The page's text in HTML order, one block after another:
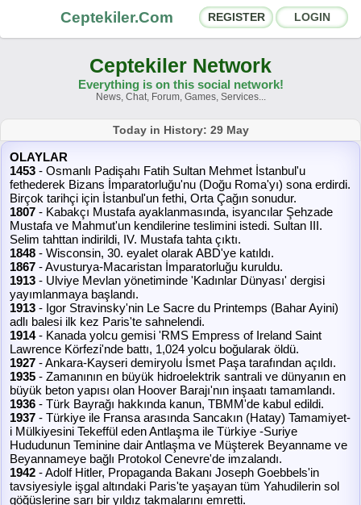
Ceptekiler.Com REGISTER LOGIN
Forums Social Shares
Chat Rooms App Ecosystem
Announcements Contact
About Us
Ceptekiler.Com - v2025.01
Licence F.A.Q. C.S. Contract
Ceptekiler Network
Everything is on this social network!
News, Chat, Forum, Games, Services...
Today in History: 29 May
OLAYLAR
1453 - Osmanlı Padişahı Fatih Sultan Mehmet İstanbul'u
fethederek Bizans İmparatorluğu'nu (Doğu Roma'yı) sona erdirdi.
Birçok tarihçi için İstanbul'un fethi, Orta Çağın sonudur.
1807 - Kabakçı Mustafa ayaklanmasında, isyancılar Şehzade
Mustafa ve Mahmut'un kendilerine teslimini istedi. Sultan III.
Selim tahttan indirildi, IV. Mustafa tahta çıktı.
1848 - Wisconsin, 30. eyalet olarak ABD'ye katıldı.
1867 - Avusturya-Macaristan İmparatorluğu kuruldu.
1913 - Ulviye Mevlan yönetiminde 'Kadınlar Dünyası' dergisi
yayımlanmaya başlandı.
1913 - Igor Stravinsky'nin Le Sacre du Printemps (Bahar Ayini)
adlı balesi ilk kez Paris'te sahnelendi.
1914- Kanada yolcu gemisi 'RMS Empress of Ireland Saint
Lawrence Körfezi'nde battı, 1,024 yolcu boğularak öldü.
1927 - Ankara-Kayseri demiryolu İsmet Paşa tarafından açıldı.
1935 - Zamanının en büyük hidroelektrik santrali ve dünyanın en
büyük beton yapısı olan Hoover Barajı'nın inşaatı tamamlandı.
1936 - Türk Bayrağı hakkında kanun, TBMM'de kabul edildi.
1937 - Türkiye ile Fransa arasında Sancakın (Hatay) Tamamiyet-
i Mülkiyesini Tekeffül eden Antlaşma ile Türkiye -Suriye
Hududunun Teminine dair Antlaşma ve Müşterek Beyanname ve
Beyannameye bağlı Protokol Cenevre'de imzalandı.
1942 - Adolf Hitler, Propaganda Bakanı Joseph Goebbels'in
tavsiyesiyle işgal altındaki Paris'te yaşayan tüm Yahudilerin sol
göğüslerine sarı bir yıldız takmalarını emretti.